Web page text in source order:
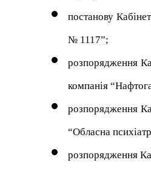
постанову
№ 1117”;
розпорядження
компанія
розпорядження
“Обласна
розпорядження